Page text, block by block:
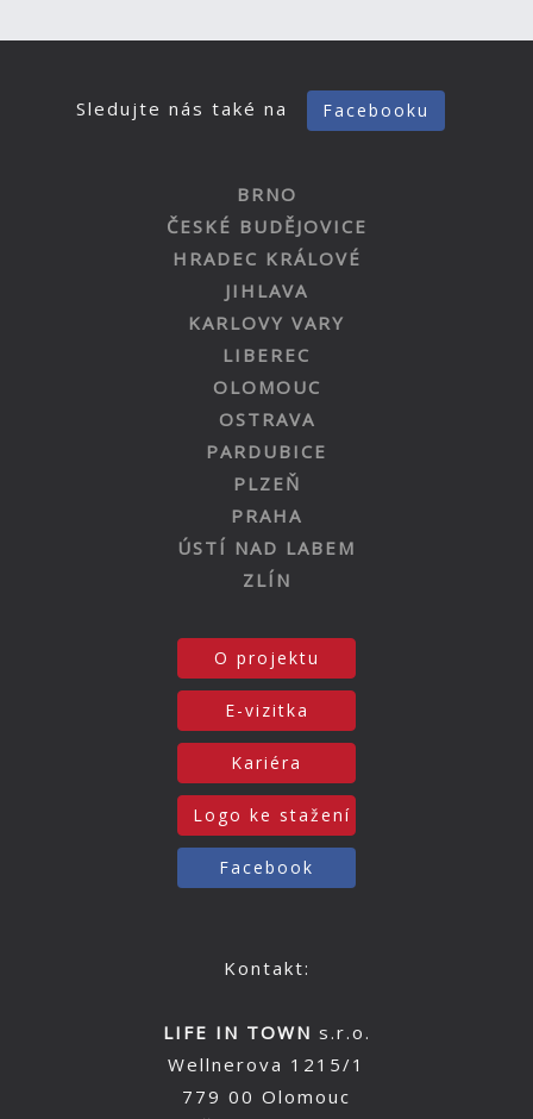
Sledujte nás také na Facebooku
BRNO
ČESKÉ BUDĚJOVICE
HRADEC KRÁLOVÉ
JIHLAVA
KARLOVY VARY
LIBEREC
OLOMOUC
OSTRAVA
PARDUBICE
PLZEŇ
PRAHA
ÚSTÍ NAD LABEM
ZLÍN
O projektu
E-vizitka
Kariéra
Logo ke stažení
Facebook
Kontakt:
LIFE IN TOWN s.r.o.
Wellnerova 1215/1
779 00 Olomouc